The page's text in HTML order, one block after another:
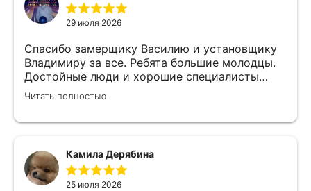
29 июля 2026
Спасибо замерщику Василию и установщику
Владимиру за все. Ребята большие молодцы.
Достойные люди и хорошие специалисты
своего дела. Молодцы просто, нет слов.
Читать полностью
Камила Дерябина
25 июля 2026